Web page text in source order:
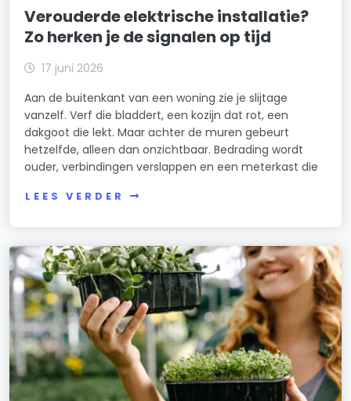
Verouderde elektrische installatie?
Zo herken je de signalen op tijd
17 juni 2026
Aan de buitenkant van een woning zie je slijtage
vanzelf. Verf die bladdert, een kozijn dat rot, een
dakgoot die lekt. Maar achter de muren gebeurt
hetzelfde, alleen dan onzichtbaar. Bedrading wordt
ouder, verbindingen verslappen en een meterkast die
LEES VERDER